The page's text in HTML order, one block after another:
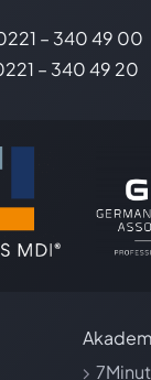
– 340 49 00
– 340 49 20